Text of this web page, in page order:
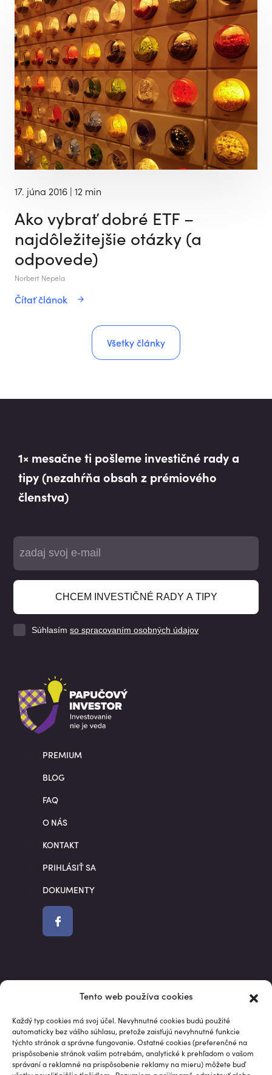
Tento web používa cookies
Každý typ cookies má svoj účel. Nevyhnutné cookies budú použité
automaticky bez vášho súhlasu, pretože zaisťujú nevyhnutné funkcie
týchto stránok a správne fungovanie. Ostatné cookies (preferenčné na
prispôsobenie stránok vašim potrebám, analytické k prehľadom o vašom
správaní a reklamné na prispôsobenie reklamy na mieru) môžete buď
17. júna 2016 | 12 min
Ako vybrať dobré ETF –
najdôležitejšie otázky (a
odpovede)
Norbert Nepela
Čítať článok
Všetky články
1× mesačne ti pošleme investičné rady a
tipy (nezahŕňa obsah z prémiového
členstva)
CHCEM INVESTIČNÉ RADY A TIPY
Súhlasím so spracovaním osobných údajov
PREMIUM
BLOG
FAQ
O NÁS
KONTAKT
PRIHLÁSIŤ SA
DOKUMENTY
S investovaním je spojené riziko. Hodnota investície môže v
priebehu jej trvania kolísať, niekedy aj výrazne. Údaje o
minulej výkonnosti nie sú spoľahlivým ukazovateľom pre
budúce výkonnosti. Informácie na tejto stránke, vrátane
analýz, výkonností a vzorových portfólií, sú poskytované „ako